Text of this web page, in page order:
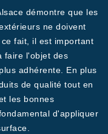
démontre que les
ne doivent
fait, il est important
faire l'objet des
adhérente. En plus
de qualité tout en
les bonnes
d'appliquer